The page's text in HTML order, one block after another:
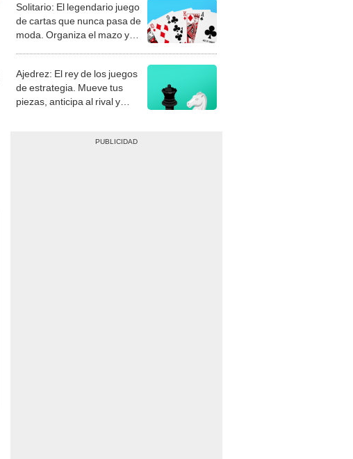
Solitario: El legendario juego
de cartas que nunca pasa de
moda. Organiza el mazo y
Ajedrez: El rey de los juegos
de estrategia. Mueve tus
piezas, anticipa al rival y